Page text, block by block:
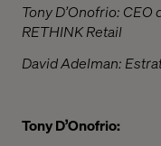
Tony D’Onofrio:
RETHINK Retail
David Adelman:
Tony D’Onofrio: